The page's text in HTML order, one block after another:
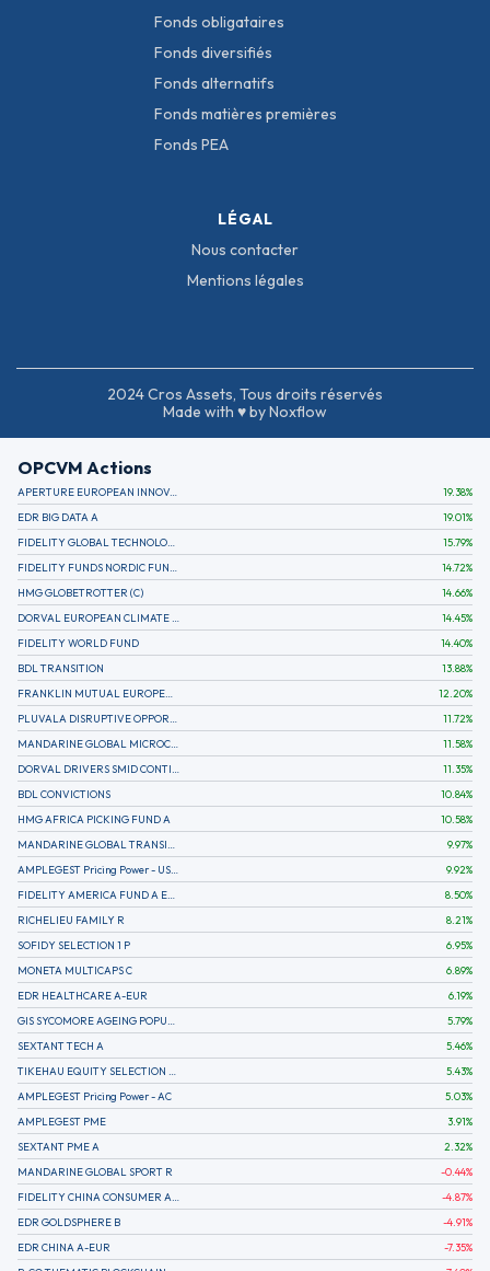
Fonds obligataires
Fonds diversifiés
Fonds alternatifs
Fonds matières premières
Fonds PEA
LÉGAL
Nous contacter
Mentions légales
2024 Cros Assets, Tous droits réservés
Made with ♥ by Noxflow
OPCVM Actions
APERTURE EUROPEAN INNOVATION 19.38%
EDR BIG DATA A
19.01%
15.79%
14.72%
HMG GLOBETROTTER (C)
14.66%
14.45%
FIDELITY WORLD FUND
14.40%
BDL TRANSITION
13.88%
12.20%
11.72%
11.58%
11.35%
BDL CONVICTIONS
10.84%
HMG AFRICA PICKING FUND A
10.58%
9.97%
9.92%
8.50%
RICHELIEU FAMILY R
8.21%
SOFIDY SELECTION 1 P
6.95%
MONETA MULTICAPS C
6.89%
EDR HEALTHCARE A-EUR
6.19%
5.79%
SEXTANT TECH A
5.46%
5.43%
AMPLEGEST Pricing Power - AC
5.03%
AMPLEGEST PME
3.91%
SEXTANT PME A
2.32%
MANDARINE GLOBAL SPORT R
-0.44%
-4.87%
EDR GOLDSPHERE B
-4.91%
EDR CHINA A-EUR
-7.35%